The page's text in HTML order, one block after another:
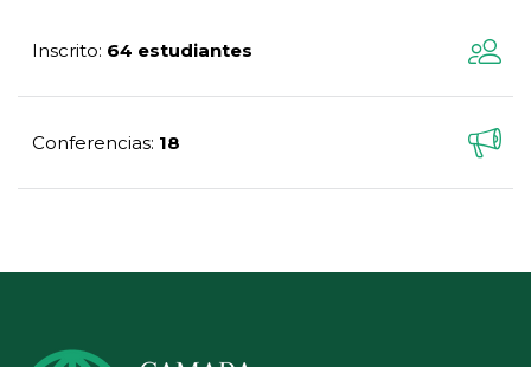
Inscrito: 64 estudiantes
Conferencias: 18